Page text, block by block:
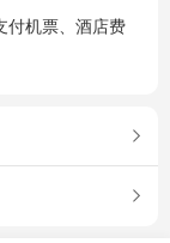
付机票、酒店费
长或延迟出签产
，本公司概不负